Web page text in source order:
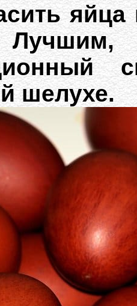
яйца
шелухе.